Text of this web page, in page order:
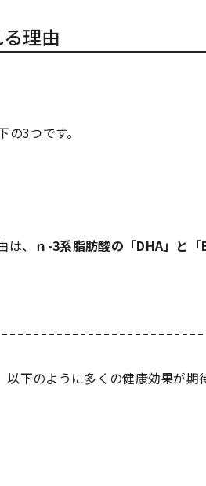
理由
3つです。
、 ｎ-3系脂肪酸の「DHA」と「
下のように多くの健康効果が期